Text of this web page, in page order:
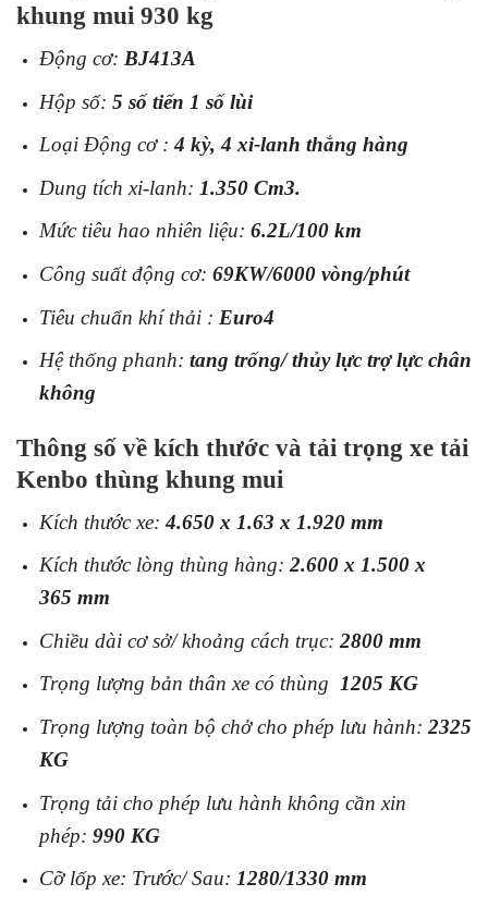
khung mui 930 kg
Động cơ: BJ413A
Hộp số: 5 số tiến 1 số lùi
Loại Động cơ : 4 kỳ, 4 xi-lanh thẳng hàng
Dung tích xi-lanh: 1.350 Cm3.
Mức tiêu hao nhiên liệu: 6.2L/100 km
Công suất động cơ: 69KW/6000 vòng/phút
Tiêu chuẩn khí thải : Euro4
Hệ thống phanh: tang trống/ thủy lực trợ lực chân
không
Thông số về kích thước và tải trọng xe tải
Kenbo thùng khung mui
Kích thước xe:4.650 x 1.63 x 1.920 mm
Kích thước lòng thùng hàng: 2.600 x 1.500 x
365 mm
Chiều dài cơ sở/ khoảng cách trục: 2800 mm
Trọng lượng bản thân xe có thùng 1205 KG
Trọng lượng toàn bộ chở cho phép lưu hành: 2325
KG
Trọng tải cho phép lưu hành không cần xin
phép: 990 KG
Cỡ lốp xe: Trước/ Sau: 1280/1330 mm